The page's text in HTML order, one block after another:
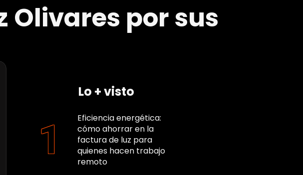
Olivares por sus
Lo + visto
Eficiencia energética:
cómo ahorrar en la
factura de luz para
quienes hacen trabajo
remoto